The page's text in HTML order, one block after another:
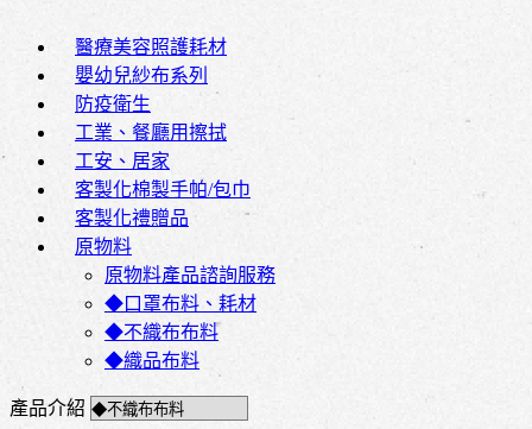
醫療美容照護耗材
嬰幼兒紗布系列
防疫衛生
工業、餐廳用擦拭
工安、居家
客製化棉製手帕/包巾
客製化禮贈品
原物料
原物料產品諮詢服務
◆口罩布料、耗材
◆不織布布料
◆織品布料
產品介紹